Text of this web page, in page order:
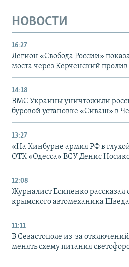
НОВОСТИ
16:27
Легион «Свобода России»
моста через Керченский пролив
14:18
ВМС Украины уничтожили
буровой установке «Сиваш» в
13:27
«На Кинбурне армия РФ в
ОТК «Одесса» ВСУ Денис
12:08
Журналист Есипенко рассказал
крымского автомеханика Шведа
11:11
В Севастополе из-за
менять схему питания